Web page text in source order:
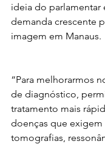
ideia do parlamentar
demanda crescente
imagem em Manaus.
“Para melhorarmos
de diagnóstico,
tratamento mais
doenças que
tomografias,